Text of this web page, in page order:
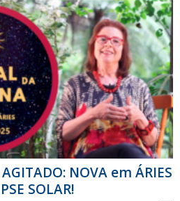
NOVA em ÁRIES
SOLAR!